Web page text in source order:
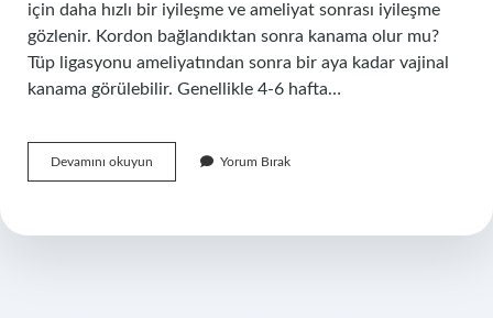
için daha hızlı bir iyileşme ve ameliyat sonrası iyileşme
gözlenir. Kordon bağlandıktan sonra kanama olur mu?
Tüp ligasyonu ameliyatından sonra bir aya kadar vajinal
kanama görülebilir. Genellikle 4-6 hafta…
Devamını okuyun
Bağlandıktan
Olunur
Yorum Bırak